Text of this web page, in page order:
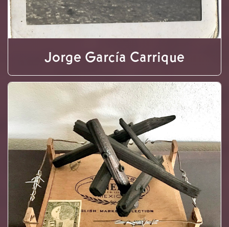
Jorge García Carrique